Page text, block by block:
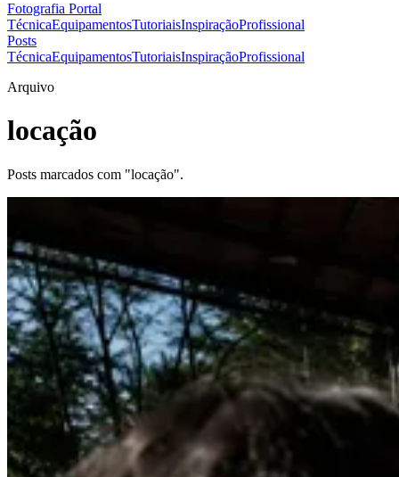
Fotografia Portal
TécnicaEquipamentosTutoriaisInspiraçãoProfissional
Posts
TécnicaEquipamentosTutoriaisInspiraçãoProfissional
Arquivo
locação
Posts marcados com "locação".